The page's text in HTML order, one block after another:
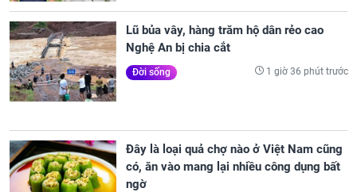
Lũ bủa vây, hàng trăm hộ dân rẻo cao
Nghệ An bị chia cắt
Đời sống 1 giờ 36 phút trước
Đây là loại quả chợ nào ở Việt Nam cũng
có, ăn vào mang lại nhiều công dụng bất
ngờ